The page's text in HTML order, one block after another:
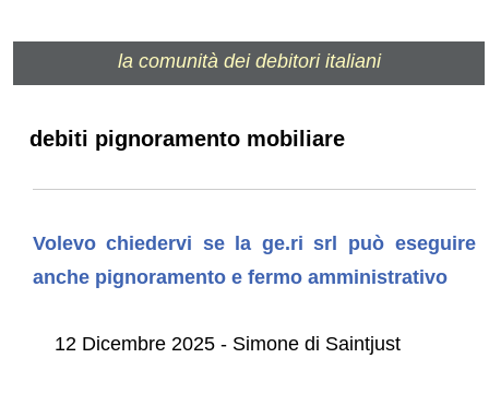
la comunità dei debitori italiani
debiti pignoramento mobiliare
Volevo chiedervi se la ge.ri srl può eseguire
anche pignoramento e fermo amministrativo
12 Dicembre 2025 - Simone di Saintjust